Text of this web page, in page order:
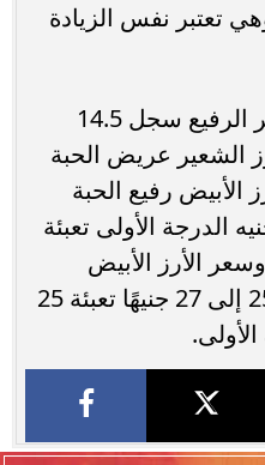
طن وهي تعتبر نفس الزيادة
يذكر أن سعر الأرز الشعير الرفيع سجل 14.5
الشعير عريض الحبة
الأبيض رفيع الحبة
من 22 إلى 23.5 جنيه الدرجة الأولى تعبئة
الأرز الأبيض
عريض الحبة يتراوح من 25 إلى 27 جنيهًا تعبئة 25